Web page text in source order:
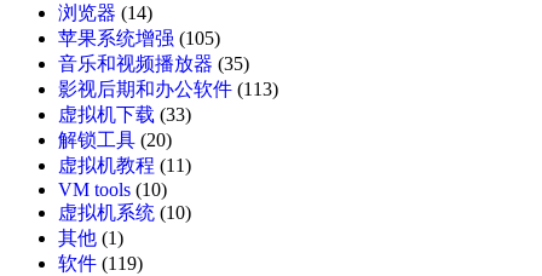
浏览器 (14)
苹果系统增强 (105)
音乐和视频播放器 (35)
影视后期和办公软件 (113)
虚拟机下载 (33)
解锁工具 (20)
虚拟机教程 (11)
VM tools (10)
虚拟机系统 (10)
其他 (1)
软件 (119)